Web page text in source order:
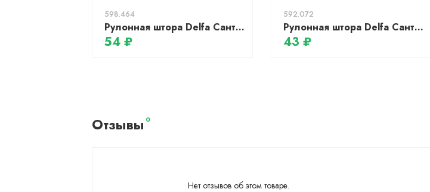
598.464
Рулонная штора Delfa Сантайм Жаккард Прима СРШ-01 МД8827 (68x170, какао)
54 ₽
592.072
Рулонная штора Delfa Сантайм Уни СРШ-01 МД118 (57x170, фисташковый)
43 ₽
Отзывы 0
Нет отзывов об этом товаре.